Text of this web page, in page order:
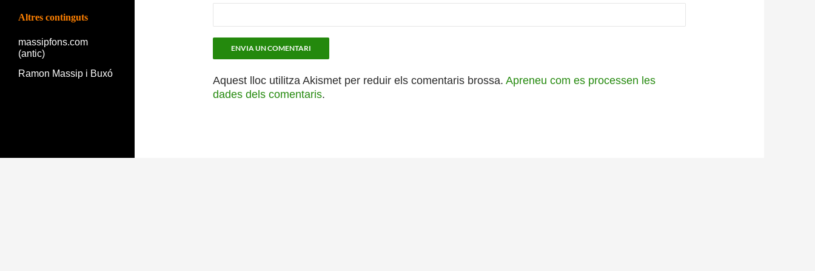
Aquest lloc utilitza Akismet per reduir els comentaris brossa. Apreneu com es processen les
dades dels comentaris.
Altres continguts
massipfons.com
(antic)
Ramon Massip i Buxó